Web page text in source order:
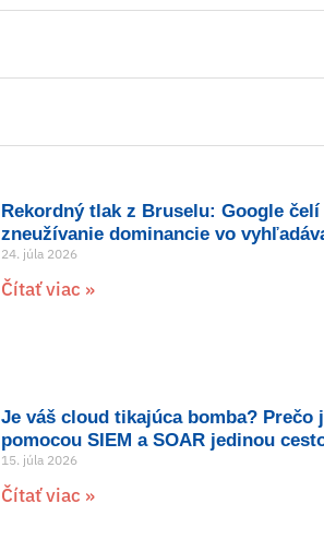
Rekordný tlak z Bruselu: Google
zneužívanie dominancie vo
24. júla 2026
Čítať viac »
Je váš cloud tikajúca bomba? Prečo
pomocou SIEM a SOAR jedinou
15. júla 2026
Čítať viac »